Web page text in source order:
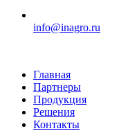
info@inagro.ru
Главная
Партнеры
Продукция
Решения
Контакты